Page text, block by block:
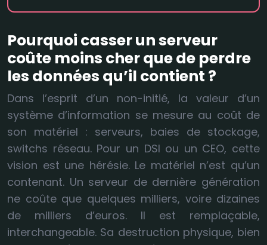
Pourquoi casser un serveur
coûte moins cher que de perdre
les données qu’il contient ?
Dans l’esprit d’un non-initié, la valeur d’un
système d’information se mesure au coût de
son matériel : serveurs, baies de stockage,
switchs réseau. Pour un DSI ou un CEO, cette
vision est une hérésie. Le matériel n’est qu’un
contenant. Un serveur de dernière génération
ne coûte que quelques milliers, voire dizaines
de milliers d’euros. Il est remplaçable,
interchangeable. Sa destruction physique, bien